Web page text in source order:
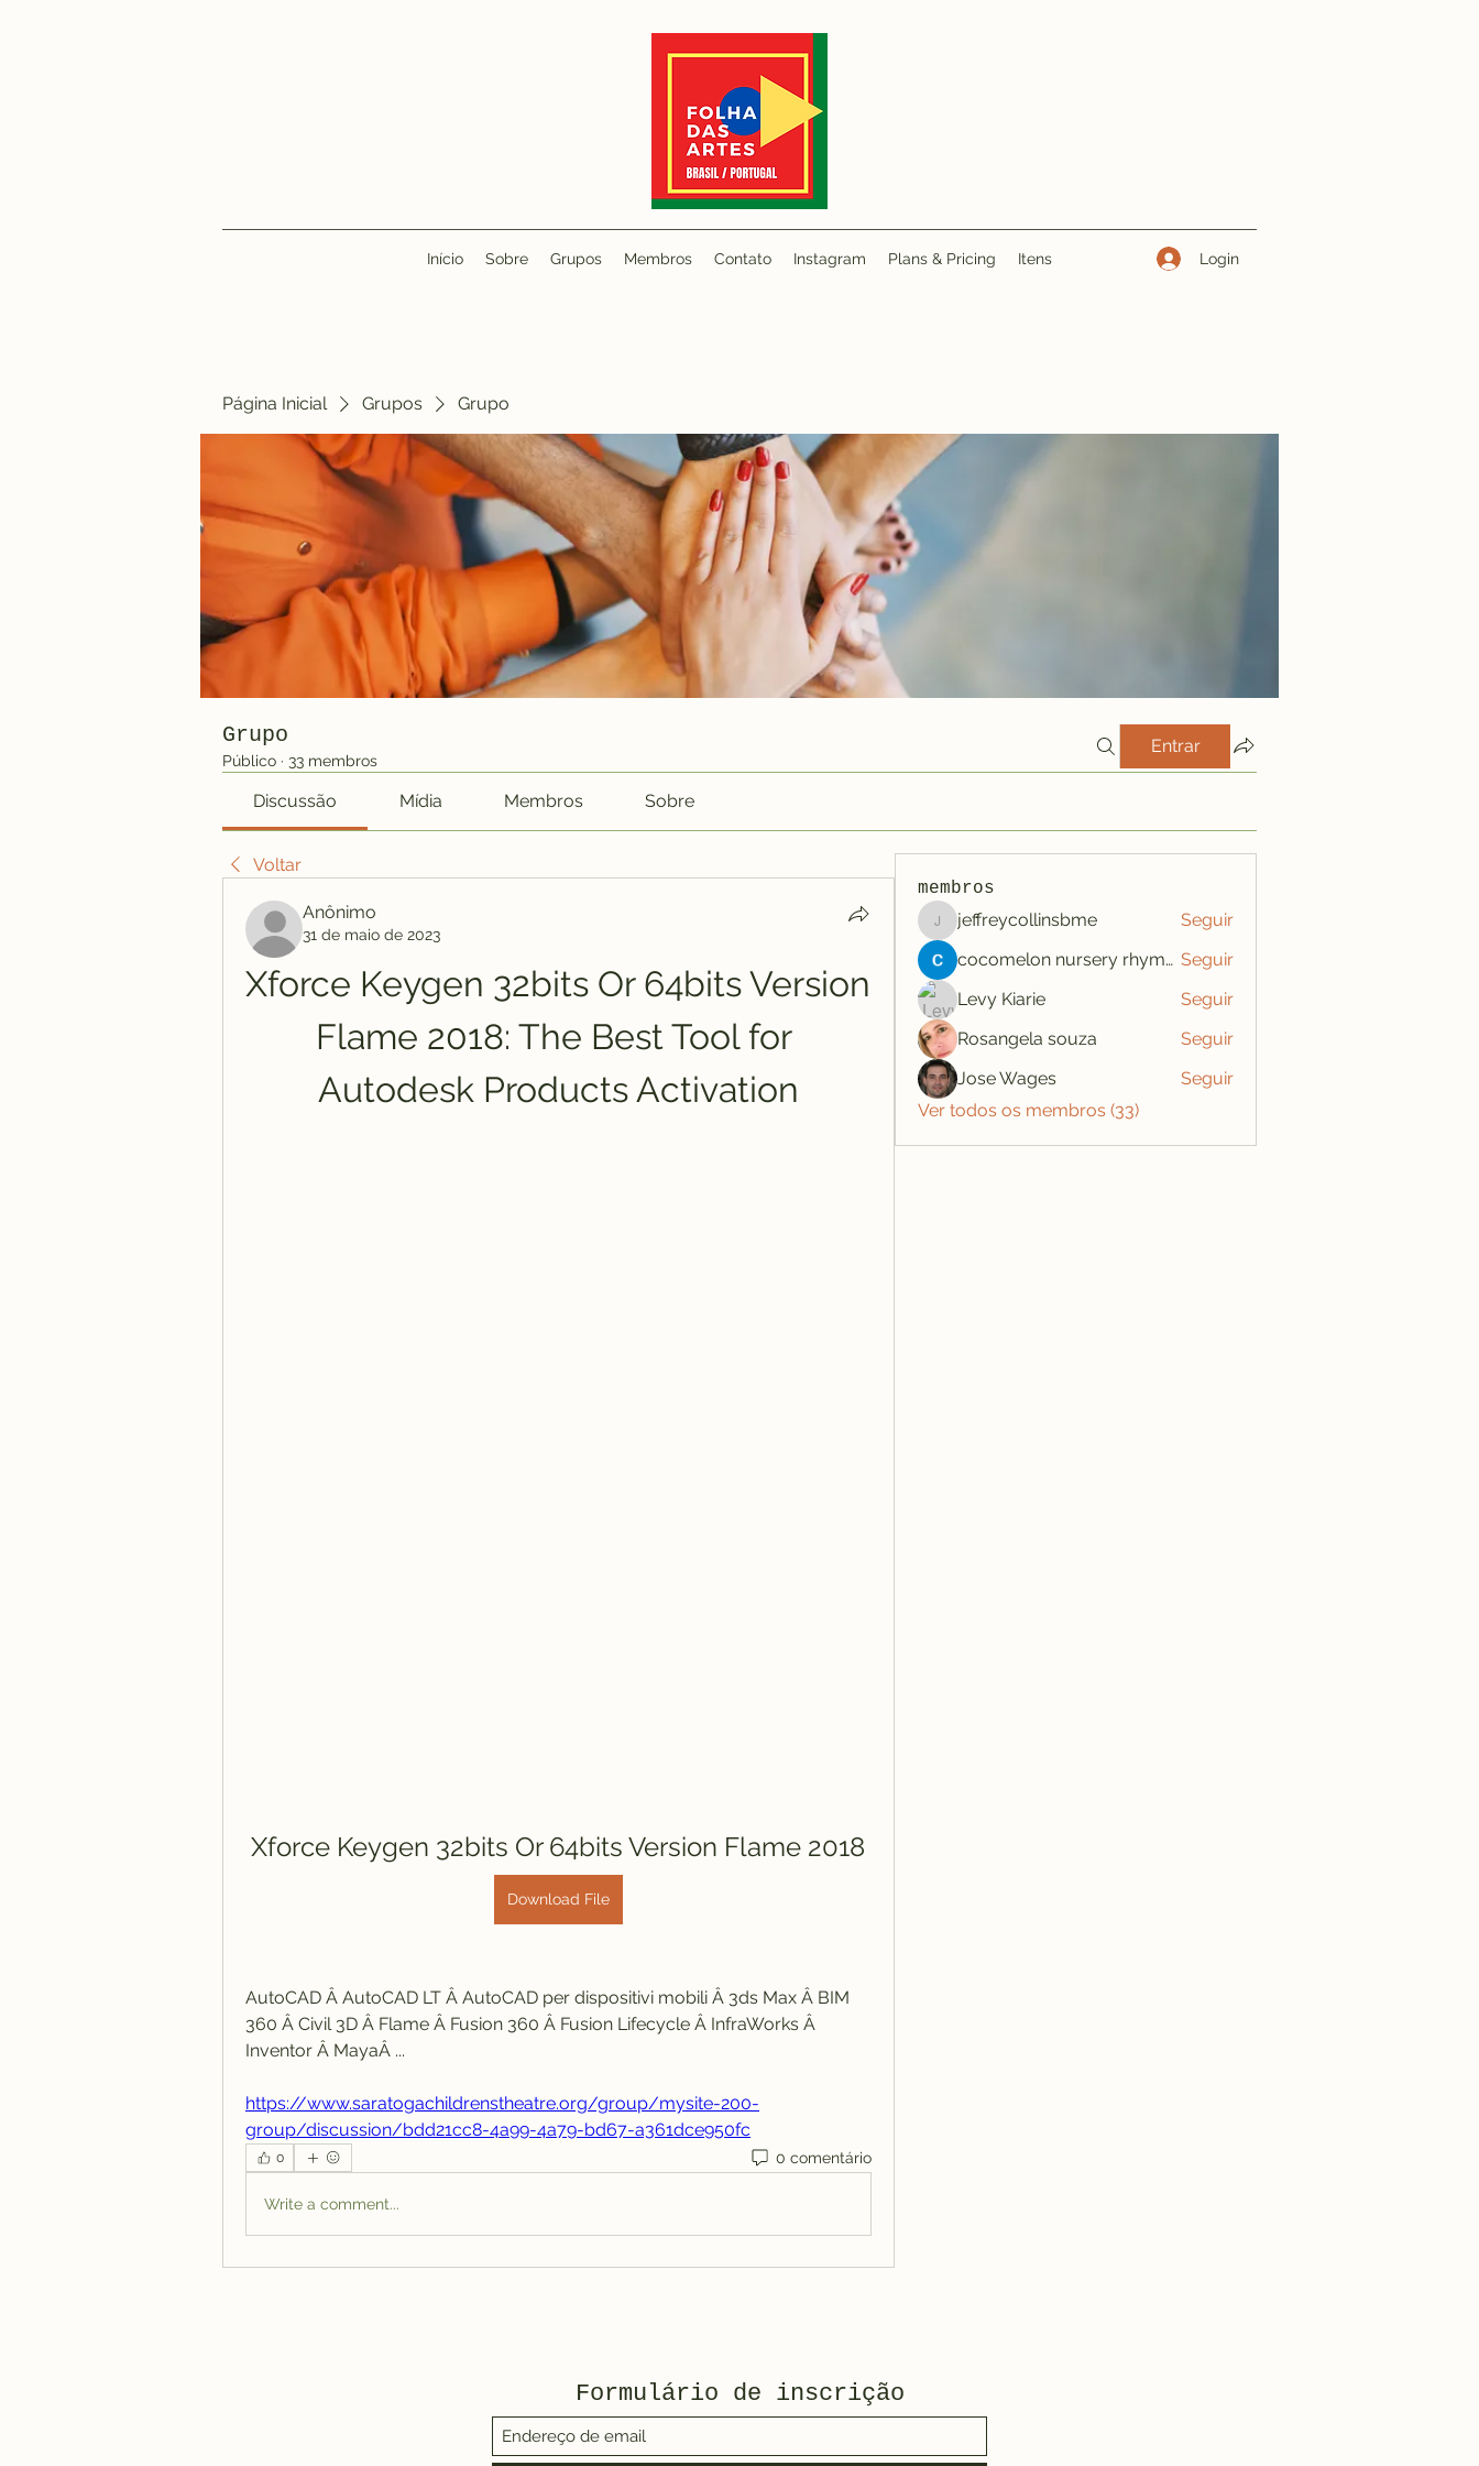
Início Sobre Grupos Membros Contato Instagram Plans & Pricing Itens Login
Página Inicial Grupos Grupo
Grupo
Público · 33 membros
Entrar
Discussão Mídia Membros Sobre
Voltar
Anônimo
31 de maio de 2023
Xforce Keygen 32bits Or 64bits Version
Flame 2018: The Best Tool for
Autodesk Products Activation
Xforce Keygen 32bits Or 64bits Version Flame 2018
Download File
AutoCAD Â AutoCAD LT Â AutoCAD per dispositivi mobili Â 3ds Max Â BIM
360 Â Civil 3D Â Flame Â Fusion 360 Â Fusion Lifecycle Â InfraWorks Â
Inventor Â MayaÂ ...
https://www.saratogachildrenstheatre.org/group/mysite-200-
group/discussion/bdd21cc8-4a99-4a79-bd67-a361dce950fc
0 0 comentário
Write a comment...
membros
jeffreycollinsbme
jeffreycollinsbme
Seguir
cocomelon nursery rhymes Seguir
Levy Kiarie
Seguir
Rosangela souza
Seguir
Jose Wages
Seguir
Ver todos os membros (33)
Formulário de inscrição